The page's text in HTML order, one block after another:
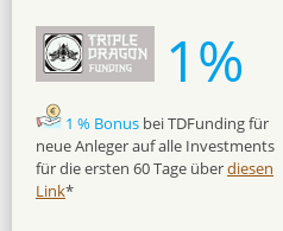
1%
1 % Bonus bei TDFunding für
neue Anleger auf alle Investments
für die ersten 60 Tage überdiesen
Link*